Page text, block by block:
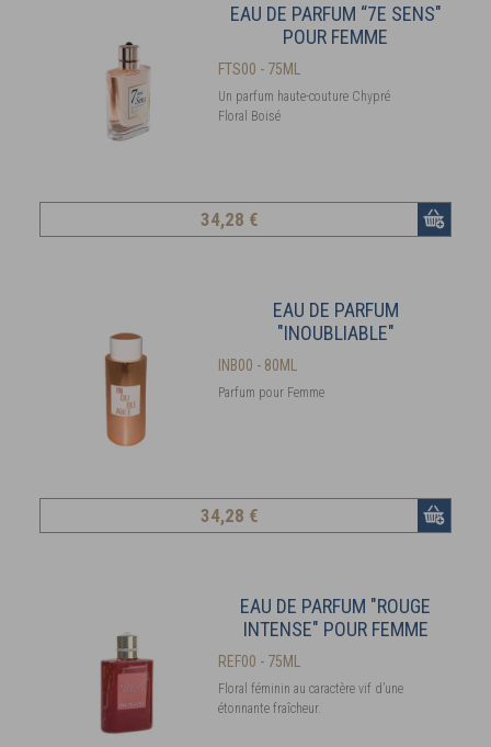
EAU DE PARFUM “7E SENS"
POUR FEMME
FTS00 - 75ML
Un parfum haute-couture Chypré
Floral Boisé
34,28 €
EAU DE PARFUM
"INOUBLIABLE"
INB00 - 80ML
Parfum pour Femme
34,28 €
EAU DE PARFUM "ROUGE
INTENSE" POUR FEMME
REF00 - 75ML
Floral féminin au caractère vif d’une
étonnante fraîcheur.